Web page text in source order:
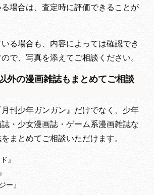
場合は、査定時に評価できることが
る場合も、内容によっては確認でき
で、写真を添えてご相談ください。
外の漫画雑誌もまとめてご相談
刊少年ガンガン』だけでなく、少年
・少女漫画誌・ゲーム系漫画雑誌な
まとめてご相談いただけます。
』
ー』